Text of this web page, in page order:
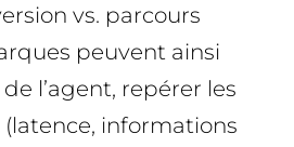
vs. parcours
peuvent ainsi
l’agent, repérer les
informations